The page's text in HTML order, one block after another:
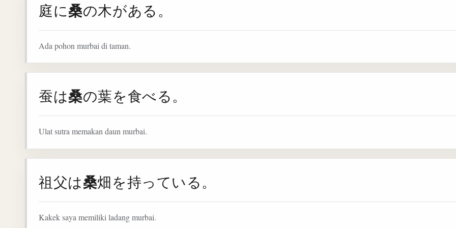
庭に桑の木がある。
Ada pohon murbai di taman.
蚕は桑の葉を食べる。
Ulat sutra memakan daun murbai.
祖父は桑畑を持っている。
Kakek saya memiliki ladang murbai.